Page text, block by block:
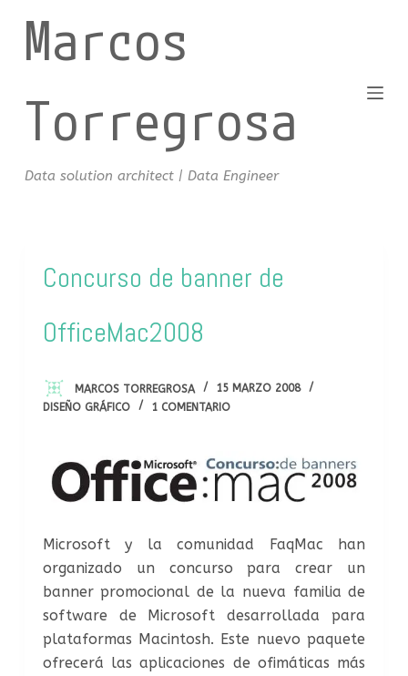
Marcos
Torregrosa
Data solution architect | Data Engineer
Concurso de banner de
OfficeMac2008
MARCOS TORREGROSA
15 MARZO 2008
DISEÑO GRÁFICO
1 COMENTARIO
Microsoft y la comunidad FaqMac han
organizado un concurso para crear un
banner promocional de la nueva familia de
software de Microsoft desarrollada para
plataformas Macintosh. Este nuevo paquete
ofrecerá las aplicaciones de ofimáticas más